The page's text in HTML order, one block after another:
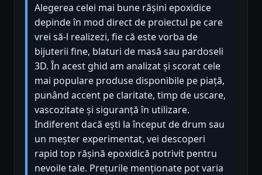
Alegerea celei mai bune rășini epoxidice
depinde în mod direct de proiectul pe care
vrei să-l realizezi, fie că este vorba de
bijuterii fine, blaturi de masă sau pardoseli
3D. În acest ghid am analizat și scorat cele
mai populare produse disponibile pe piață,
punând accent pe claritate, timp de uscare,
vascozitate și siguranță în utilizare.
Indiferent dacă ești la început de drum sau
un meșter experimentat, vei descoperi
rapid top rășină epoxidică potrivit pentru
nevoile tale. Prețurile menționate pot varia